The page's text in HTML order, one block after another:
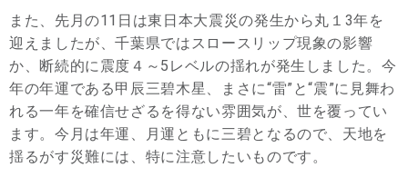
また、先月の11日は東日本大震災の発生から丸１3年を
迎えましたが、千葉県ではスロースリップ現象の影響
か、断続的に震度４～5レベルの揺れが発生しました。今
年の年運である甲辰三碧木星、まさに“雷”と“震”に見舞わ
れる一年を確信せざるを得ない雰囲気が、世を覆ってい
ます。今月は年運、月運ともに三碧となるので、天地を
揺るがす災難には、特に注意したいものです。